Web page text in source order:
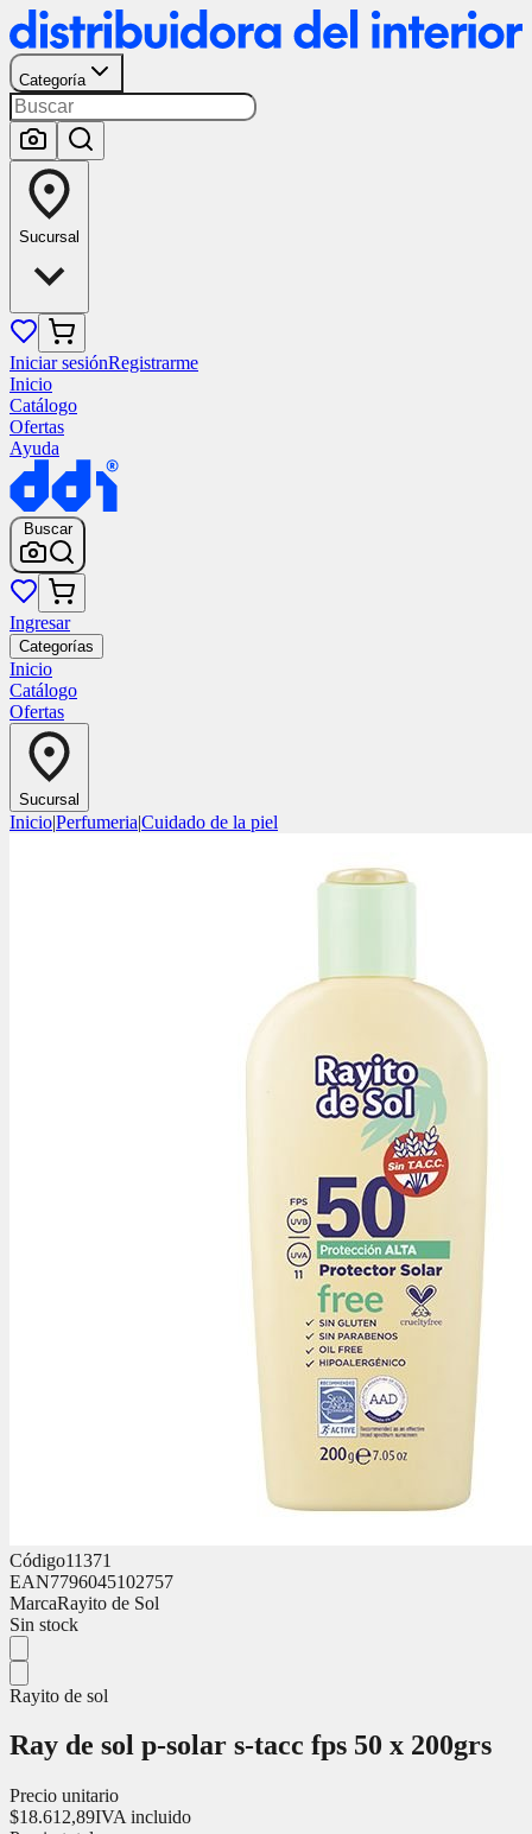
Categoría
Sucursal
Iniciar sesiónRegistrarme
Inicio
Catálogo
Ofertas
Ayuda
Buscar
Ingresar
Categorías
Inicio
Catálogo
Ofertas
Sucursal
Inicio|Perfumeria|Cuidado de la piel
Código11371
EAN7796045102757
MarcaRayito de Sol
Sin stock
Rayito de sol
Ray de sol p-solar s-tacc fps 50 x 200grs
Precio unitario
$18.612,89IVA incluido